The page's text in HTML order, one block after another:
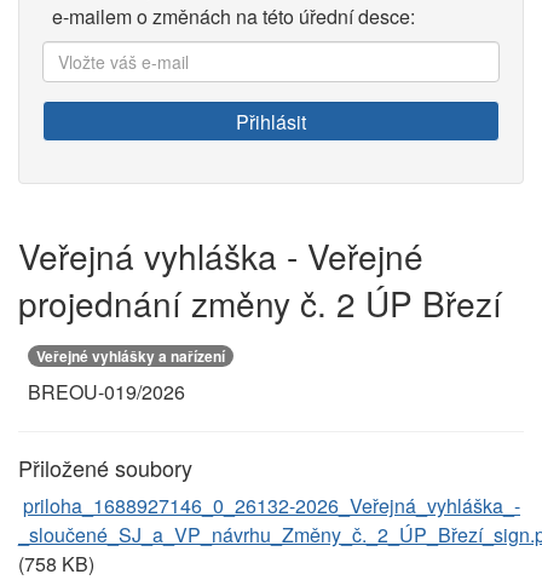
e-mailem o změnách na této úřední desce:
Vložte
váš
e-
mail:
Přihlásit
Veřejná vyhláška - Veřejné
projednání změny č. 2 ÚP Březí
Veřejné vyhlášky a nařízení
BREOU-019/2026
Přiložené soubory
priloha_1688927146_0_26132-2026_Veřejná_vyhláška_-
(758 KB)